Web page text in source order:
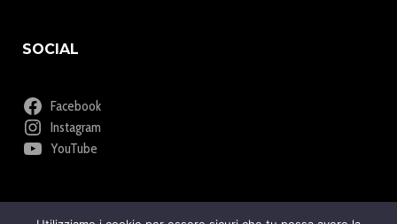
SOCIAL
Facebook
Instagram
YouTube